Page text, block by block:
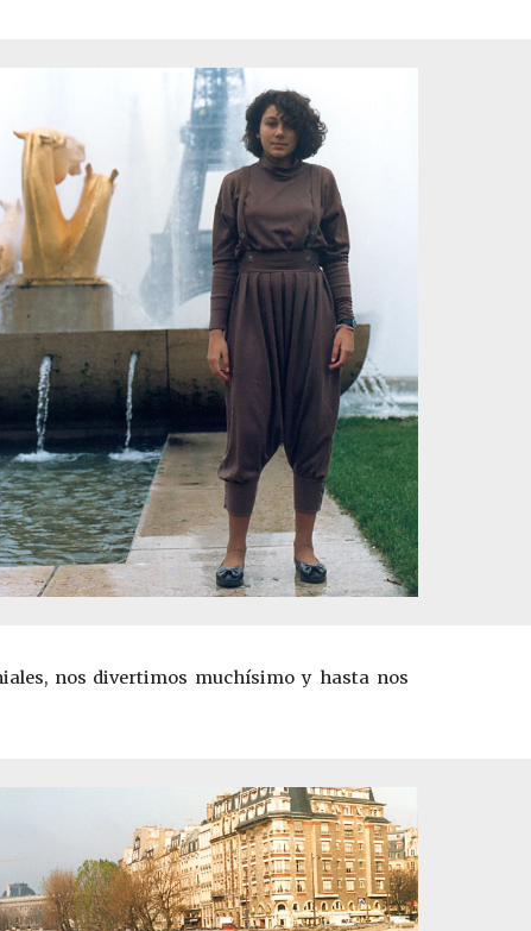
nos divertimos muchísimo y hasta nos